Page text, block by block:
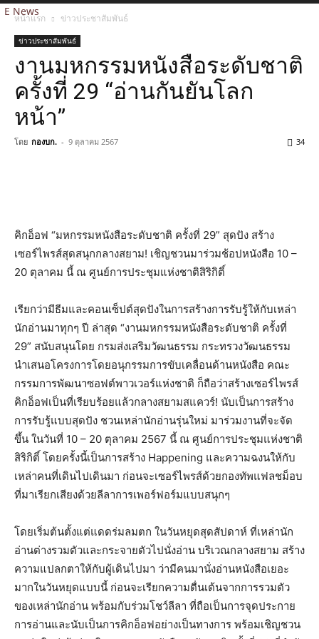
E News
หน้าแรก ข่าวประชาสัมพันธ์
ข่าวประชาสัมพันธ์
งานมหกรรมหนังสือระดับชาติ
ครั้งที่ 29 “อ่านกันยันโลก
หน้า”
โดย กองบก. - 9 ตุลาคม 2567 34
คิกอ็อฟ “มหกรรมหนังสือระดับชาติ ครั้งที่ 29” สุดปัง สร้าง
เซอร์ไพรส์สุดสนุกกลางสยาม! เชิญชวนมาร่วมช้อปหนังสือ 10 –
20 ตุลาคม นี้ ณ ศูนย์การประชุมแห่งชาติสิริกิติ์
เรียกว่ามีธีมและคอนเซ็ปต์สุดปังในการสร้างการรับรู้ให้กับเหล่า
นักอ่านมาทุกๆ ปี ล่าสุด “งานมหกรรมหนังสือระดับชาติ ครั้งที่
29” สนับสนุนโดย กรมส่งเสริมวัฒนธรรม กระทรวงวัฒนธรรม
นำเสนอโครงการโดยอนุกรรมการขับเคลื่อนด้านหนังสือ คณะ
กรรมการพัฒนาซอฟต์พาวเวอร์แห่งชาติ ก็ถือว่าสร้างเซอร์ไพรส์
คิกอ็อฟเป็นที่เรียบร้อยแล้วกลางสยามสแควร์! นับเป็นการสร้าง
การรับรู้แบบสุดปัง ชวนเหล่านักอ่านรุ่นใหม่ มาร่วมงานที่จะจัด
ขึ้น ในวันที่ 10 – 20 ตุลาคม 2567 นี้ ณ ศูนย์การประชุมแห่งชาติ
สิริกิติ์ โดยครั้งนี้เป็นการสร้าง Happening และความฉงนให้กับ
เหล่าคนที่เดินไปเดินมา ก่อนจะเซอร์ไพรส์ด้วยกองทัพแฟลชม็อบ
ที่มาเรียกเสียงด้วยลีลาการเพอร์ฟอร์มแบบสนุกๆ
โดยเริ่มต้นตั้งแต่แดดร่มลมตก ในวันหยุดสุดสัปดาห์ ที่เหล่านัก
อ่านต่างรวมตัวและกระจายตัวไปนั่งอ่าน บริเวณกลางสยาม สร้าง
ความแปลกตาให้กับผู้เดินไปมา ว่ามีคนมานั่งอ่านหนังสือเยอะ
มากในวันหยุดแบบนี้ ก่อนจะเรียกความตื่นเต้นจากการรวมตัว
ของเหล่านักอ่าน พร้อมกับร่วมโชว์ลีลา ที่ถือเป็นการจุดประกาย
การอ่านและนับเป็นการคิกอ็อฟอย่างเป็นทางการ พร้อมเชิญชวน